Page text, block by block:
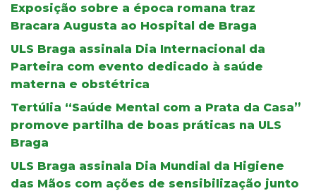
Exposição sobre a época romana traz
Bracara Augusta ao Hospital de Braga
ULS Braga assinala Dia Internacional da
Parteira com evento dedicado à saúde
materna e obstétrica
Tertúlia “Saúde Mental com a Prata da Casa”
promove partilha de boas práticas na ULS
Braga
ULS Braga assinala Dia Mundial da Higiene
das Mãos com ações de sensibilização junto